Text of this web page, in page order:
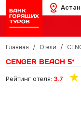
Главная / Отели /
CENGER BEACH 5*
Рейтинг отеля: 3.7